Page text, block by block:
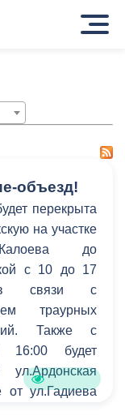
объезд!
перекрыта
на участке
до
с 10 до 17
связи с
траурных
Также с
16:00 будет
ул.Ардонская
от ул.Гадиева